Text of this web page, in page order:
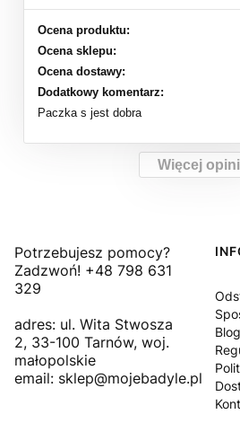
Ocena produktu:
Ocena sklepu:
Ocena dostawy:
Dodatkowy komentarz:
Paczka s jest dobra
Więcej
Potrzebujesz pomocy?
Zadzwoń! +48 798 631
329
adres: ul. Wita Stwosza
2, 33-100 Tarnów, woj.
małopolskie
email: sklep@mojebadyle.pl
Blog